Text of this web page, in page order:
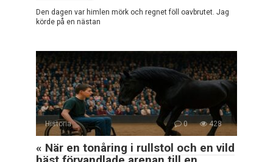
Den dagen var himlen mörk och regnet föll oavbrutet. Jag
körde på en nästan
Historia 0 428
« När en tonåring i rullstol och en vild